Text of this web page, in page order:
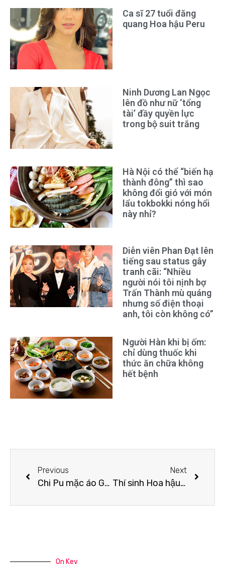
Ca sĩ 27 tuổi đăng
quang Hoa hậu Peru
Ninh Dương Lan Ngọc
lên đồ như nữ ‘tổng
tài’ đầy quyền lực
trong bộ suit trắng
Hà Nội có thể “biến hạ
thành đông” thì sao
không đổi gió với món
lẩu tokbokki nóng hổi
này nhỉ?
Diễn viên Phan Đạt lên
tiếng sau status gây
tranh cãi: “Nhiều
người nói tôi nịnh bợ
Trấn Thành mù quáng
nhưng số điện thoại
anh, tôi còn không có”
Người Hàn khi bị ốm:
chỉ dùng thuốc khi
thức ăn chữa không
hết bệnh
Previous
Chi Pu mặc áo Gucci giống Mai Davika, Châu Bùi cầm ví 1.270 USD
Next
Thí sinh Hoa hậu Việt Nam đỗ 3 đại học ở Mỹ
On Key